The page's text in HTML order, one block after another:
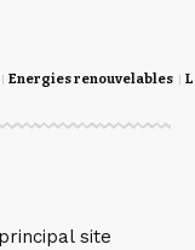
Energies renouvelables
site